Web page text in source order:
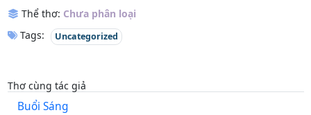
Thể thơ: Chưa phân loại
Tags:
Uncategorized
Thơ cùng tác giả
Buổi Sáng